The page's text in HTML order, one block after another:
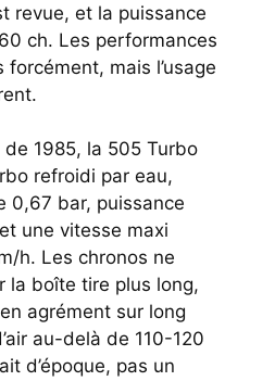
revue, et la puissance
ch. Les performances
mais l’usage
1985, la 505 Turbo
refroidi par eau,
0,67 bar, puissance
une vitesse maxi
h. Les chronos ne
la boîte tire plus long,
agrément sur long
au-delà de 110-120
d’époque, pas un